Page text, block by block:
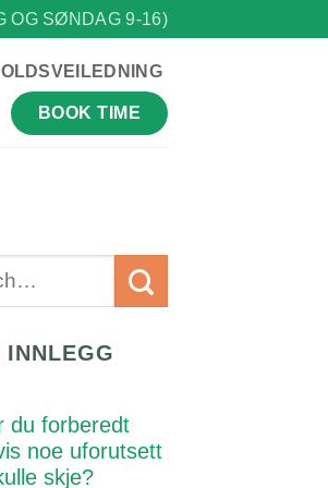
OG SØNDAG 9-16)
BOOK TIME
INNLEGG
du forberedt
noe uforutsett
skje?